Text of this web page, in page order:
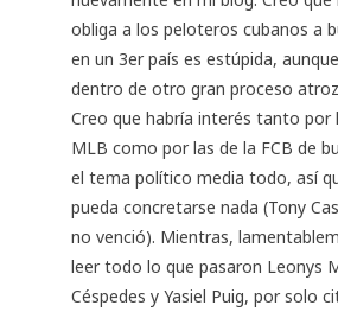
obliga a los peloteros cubanos a
en un 3er país es estúpida,
dentro de otro gran proceso
Creo que habría interés tanto por
MLB como por las de la FCB de
el tema político media todo, así
pueda concretarse nada (Tony
no venció). Mientras,
leer todo lo que pasaron Leonys
Céspedes y Yasiel Puig, por solo